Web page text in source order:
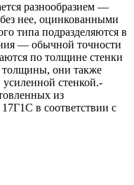
разнообразием —
нее, оцинкованными
типа подразделяются в
— обычной точности
по толщине стенки
они также
стенкой.-
из
в соответствии с